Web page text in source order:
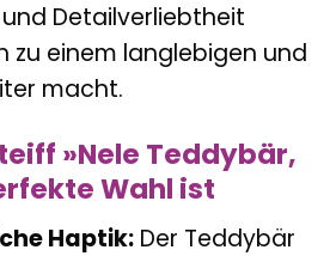
Detailverliebtheit
zu einem langlebigen und
macht.
»Nele Teddybär,
Wahl ist
Haptik:Der Teddybär